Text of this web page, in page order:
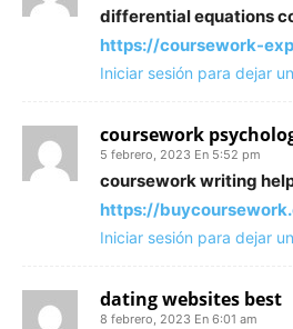
differential equations
https://coursework-
Iniciar sesión para dejar
coursework
5 febrero, 2023 En 5:52 pm
coursework writing
https://
Iniciar sesión para dejar
dating websites best
8 febrero, 2023 En 6:01 am